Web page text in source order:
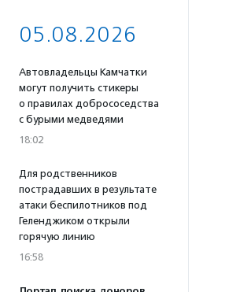
05.08.2026
Автовладельцы Камчатки
могут получить стикеры
о правилах добрососедства
с бурыми медведями
18:02
Для родственников
пострадавших в результате
атаки беспилотников под
Геленджиком открыли
горячую линию
16:58